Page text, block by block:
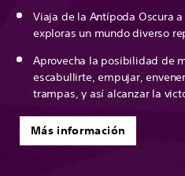
Viaja de la Antípoda Oscura
exploras un mundo diverso
Aprovecha la posibilidad de
escabullirte, empujar,
trampas, y así alcanzar la
Más información